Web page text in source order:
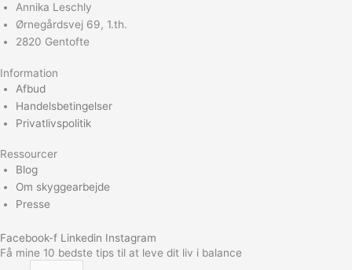
Annika Leschly
Ørnegårdsvej 69, 1.th.
2820 Gentofte
Information
Afbud
Handelsbetingelser
Privatlivspolitik
Ressourcer
Blog
Om skyggearbejde
Presse
Facebook-f Linkedin Instagram
Få mine 10 bedste tips til at leve dit liv i balance